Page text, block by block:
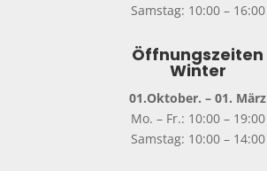
Samstag: 10:00 – 16:00
Öffnungszeiten
Winter
01.Oktober. – 01. März
Mo. – Fr.: 10:00 – 19:00
Samstag: 10:00 – 14:00